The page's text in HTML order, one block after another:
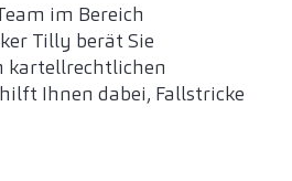
im Bereich
Tilly berät Sie
kartellrechtlichen
Ihnen dabei, Fallstricke